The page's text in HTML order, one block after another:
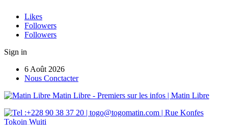
Likes
Followers
Followers
Sign in
6 Août 2026
Nous Conctacter
Matin Libre - Premiers sur les infos | Matin Libre